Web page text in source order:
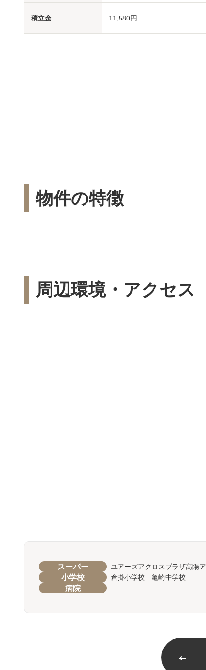
積立金 11,580円
物件の特徴
周辺環境・アクセス
スーパー ユアーズアクロスプラザ高陽
小学校 倉掛小学校 亀崎中学校
病院 --